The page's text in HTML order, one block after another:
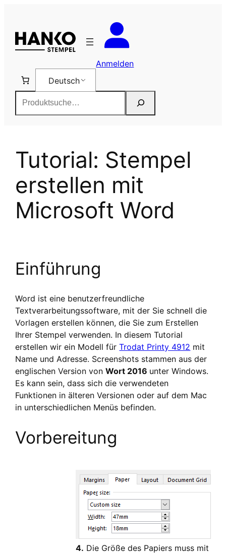
springen
Anmelden
Deutsch
Tutorial: Stempel
erstellen mit
Microsoft Word
Einführung
Word ist eine benutzerfreundliche
Textverarbeitungssoftware, mit der Sie schnell die
Vorlagen erstellen können, die Sie zum Erstellen
Ihrer Stempel verwenden. In diesem Tutorial
erstellen wir ein Modell fürTrodat Printy 4912 mit
Name und Adresse. Screenshots stammen aus der
englischen Version vonWort 2016 unter Windows.
Es kann sein, dass sich die verwendeten
Funktionen in älteren Versionen oder auf dem Mac
in unterschiedlichen Menüs befinden.
Vorbereitung
4. Die Größe des Papiers muss mit